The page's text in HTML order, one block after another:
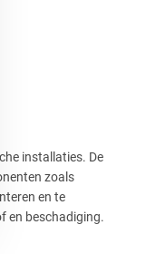
installaties. De
zoals
en te
en beschadiging.